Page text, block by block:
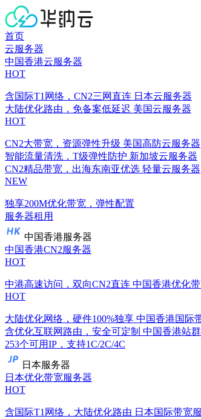
首页
云服务器
中国香港云服务器
HOT
含国际T1网络，CN2三网直连 日本云服务器
大陆优化路由，免备案低延迟 美国云服务器
HOT
CN2大带宽，资源弹性升级 美国高防云服务器
智能流量清洗，T级弹性防护 新加坡云服务器
CN2精品带宽，出海东南亚优选 轻量云服务器
NEW
独享200M优化带宽，弹性配置
服务器租用
中国香港服务器
中国香港CN2服务器
HOT
中港高速访问，双向CN2直连 中国香港优化
HOT
大陆优化网络，硬件100%独享 中国香港国际
含优化互联网路由，安全可定制 中国香港站
253个可用IP，支持1C/2C/4C
日本服务器
日本优化带宽服务器
HOT
含国际T1网络，大陆优化路由 日本国际带宽